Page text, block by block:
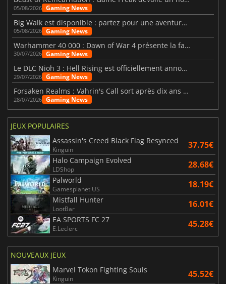
05/08/2026 Gaming News
Big Walk est disponible : partez pour une aventure entre amis
05/08/2026 Gaming News
Warhammer 40 000 : Dawn of War 4 présente la faction des Nécrons
30/07/2026 Gaming News
Le DLC Nioh 3 : Hell Rising est officiellement annoncé
29/07/2026 Gaming News
Forsaken Realms : Vahrin's Call sort après dix ans de développement
28/07/2026 Gaming News
JEUX POPULAIRES
Assassin's Creed Black Flag Resynced
Kinguin 37.75€
Halo Campaign Evolved
LDShop 28.68€
Palworld
Gamesplanet US 18.19€
Mistfall Hunter
LootBar 16.01€
EA SPORTS FC 27
E.Leclerc 45.28€
NOUVEAUX JEUX
Marvel Tokon Fighting Souls
Kinguin 45.52€